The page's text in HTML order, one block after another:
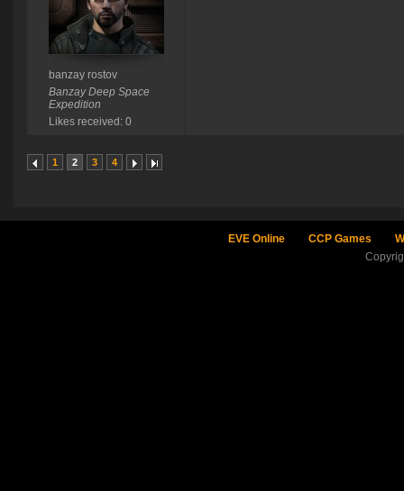
banzay rostov
Banzay Deep Space
Expedition
Likes received: 0
1 2 3 4
EVE Online CCP Games